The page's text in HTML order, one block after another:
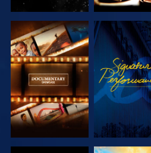
UTFORSK
SERIEN
SE